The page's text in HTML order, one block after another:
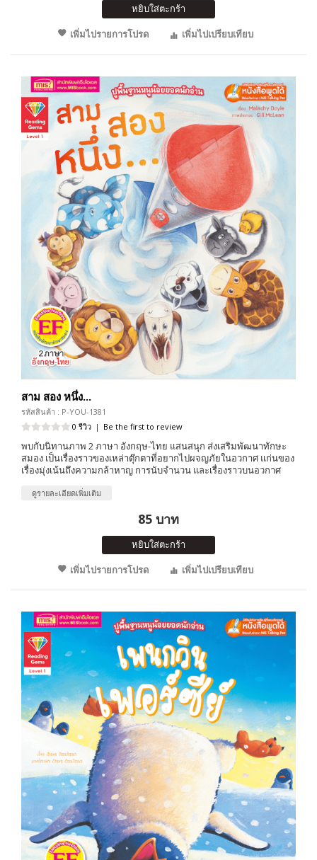
หยิบใส่ตะกร้า
เพิ่มไปรายการโปรด
เพิ่มไปเปรียบเทียบ
สาม สอง หนึ่ง...
รหัสสินค้า : P-YOU-1381
0 รีวิว | Be the first to review
พบกับนิทานภาพ 2 ภาษา อังกฤษ-ไทย แสนสนุก ส่งเสริมพัฒนาทักษะ
สมอง เป็นเรื่องราวของเหล่าตุ๊กตาที่อยากไปผจญภัยในอวกาศ แก่นของ
เรื่องมุ่งเน้นถึงความกล้าหาญ การนับจำนวน และเรื่องราวบนอวกาศ
ดูรายละเอียดเพิ่มเติม
85 บาท
หยิบใส่ตะกร้า
เพิ่มไปรายการโปรด
เพิ่มไปเปรียบเทียบ